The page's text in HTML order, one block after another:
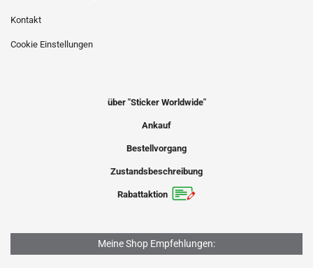
Kontakt
Cookie Einstellungen
über "Sticker Worldwide"
Ankauf
Bestellvorgang
Zustandsbeschreibung
Rabattaktion
Meine Shop Empfehlungen: